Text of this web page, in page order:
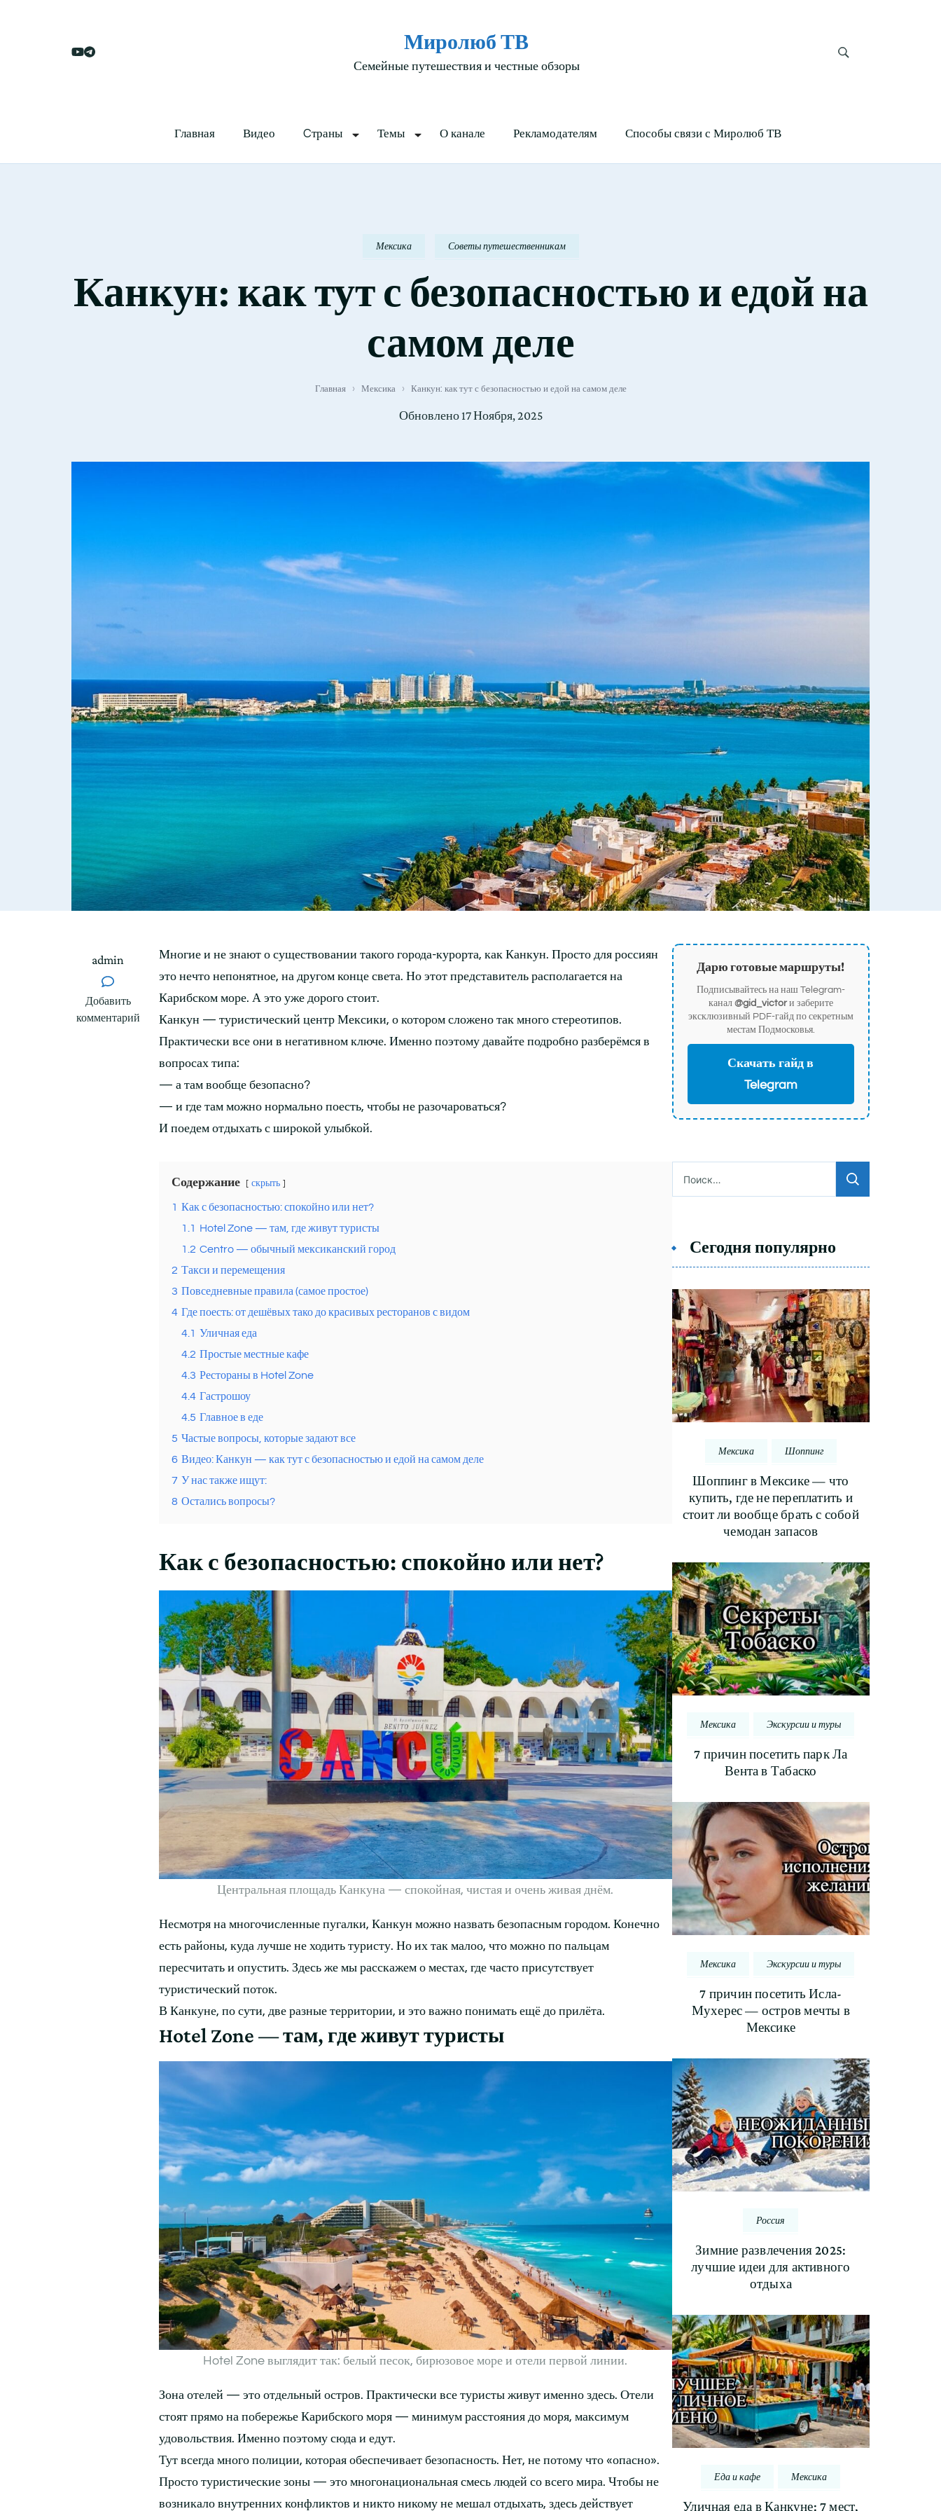
Миролюб ТВ
Семейные путешествия и честные обзоры
Главная Видео Cтраны Темы О канале Рекламодателям Способы связи с Миролюб ТВ
Мексика Советы путешественникам
Канкун: как тут с безопасностью и едой на
самом деле
Главная › Мексика › Канкун: как тут с безопасностью и едой на самом деле
Обновлено 17 Ноября, 2025
admin
Добавить
комментарий
к
записи
Многие и не знают о существовании такого города-курорта, как Канкун. Просто для россиян
это нечто непонятное, на другом конце света. Но этот представитель располагается на
Карибском море. А это уже дорого стоит.
Канкун — туристический центр Мексики, о котором сложено так много стереотипов.
Практически все они в негативном ключе. Именно поэтому давайте подробно разберёмся в
вопросах типа:
— а там вообще безопасно?
— и где там можно нормально поесть, чтобы не разочароваться?
И поедем отдыхать с широкой улыбкой.
Содержание скрыть
1 Как с безопасностью: спокойно или нет?
1.1 Hotel Zone — там, где живут туристы
1.2 Centro — обычный мексиканский город
2 Такси и перемещения
3 Повседневные правила (самое простое)
4 Где поесть: от дешёвых тако до красивых ресторанов с видом
4.1 Уличная еда
4.2 Простые местные кафе
4.3 Рестораны в Hotel Zone
4.4 Гастрошоу
4.5 Главное в еде
5 Частые вопросы, которые задают все
6 Видео: Канкун — как тут с безопасностью и едой на самом деле
7 У нас также ищут:
8 Остались вопросы?
Как с безопасностью: спокойно или нет?
Центральная площадь Канкуна — спокойная, чистая и очень живая днём.
Несмотря на многочисленные пугалки, Канкун можно назвать безопасным городом. Конечно
есть районы, куда лучше не ходить туристу. Но их так малоо, что можно по пальцам
пересчитать и опустить. Здесь же мы расскажем о местах, где часто присутствует
туристический поток.
В Канкуне, по сути, две разные территории, и это важно понимать ещё до прилёта.
Hotel Zone — там, где живут туристы
Hotel Zone выглядит так: белый песок, бирюзовое море и отели первой линии.
Зона отелей — это отдельный остров. Практически все туристы живут именно здесь. Отели
стоят прямо на побережье Карибского моря — минимум расстояния до моря, максимум
удовольствия. Именно поэтому сюда и едут.
Тут всегда много полиции, которая обеспечивает безопасность. Нет, не потому что «опасно».
Просто туристические зоны — это многонациональная смесь людей со всего мира. Чтобы не
возникало внутренних конфликтов и никто никому не мешал отдыхать, здесь действует
Дарю готовые маршруты!
Подписывайтесь на наш Telegram-
канал @gid_victorи заберите
эксклюзивный PDF-гайд по секретным
местам Подмосковья.
Скачать гайд в
Telegram
Сегодня популярно
Мексика Шоппинг
Шоппинг в Мексике — что
купить, где не переплатить и
стоит ли вообще брать с собой
чемодан запасов
Мексика Экскурсии и туры
7 причин посетить парк Ла
Вента в Табаско
Мексика Экскурсии и туры
7 причин посетить Исла-
Мухерес — остров мечты в
Мексике
Россия
Зимние развлечения 2025:
лучшие идеи для активного
отдыха
Еда и кафе Мексика
Уличная еда в Канкуне: 7 мест,